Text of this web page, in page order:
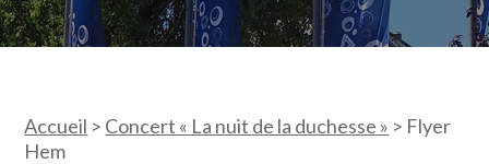
Accueil > Concert « La nuit de la duchesse » > Flyer
Hem